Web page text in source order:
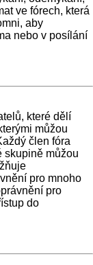
ve fórech, která
aby
nebo v posílání
které dělí
můžou
člen fóra
skupině můžou
pro mnoho
pro
do